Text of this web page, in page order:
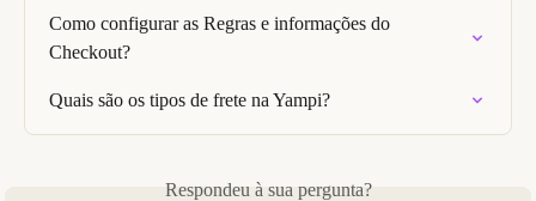
Como configurar as Regras e informações do
Checkout?
Quais são os tipos de frete na Yampi?
Respondeu à sua pergunta?